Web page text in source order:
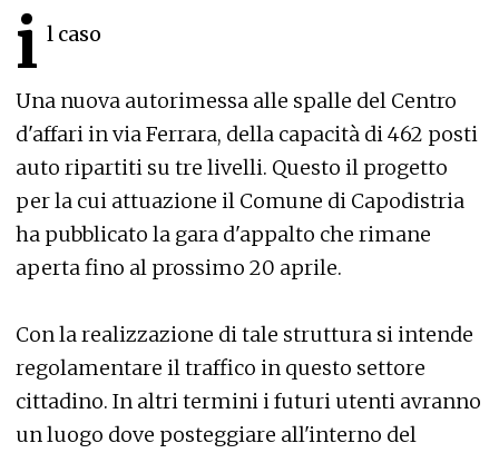
i l caso
Una nuova autorimessa alle spalle del Centro
d'affari in via Ferrara, della capacità di 462 posti
auto ripartiti su tre livelli. Questo il progetto
per la cui attuazione il Comune di Capodistria
ha pubblicato la gara d'appalto che rimane
aperta fino al prossimo 20 aprile.
Con la realizzazione di tale struttura si intende
regolamentare il traffico in questo settore
cittadino. In altri termini i futuri utenti avranno
un luogo dove posteggiare all'interno del